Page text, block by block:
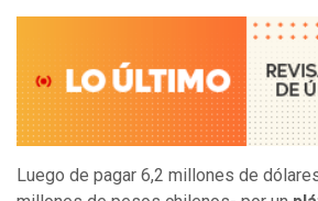
Luego de pagar 6,2 millones de